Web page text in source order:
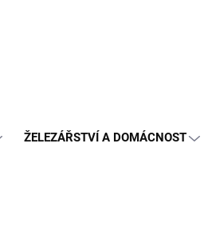
ŽELEZÁŘSTVÍ A DOMÁCNOST